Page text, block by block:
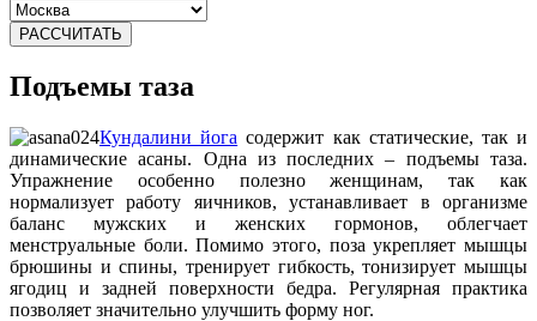
РАССЧИТАТЬ
Подъемы таза
Кундалини йога содержит как статические, так и
динамические асаны. Одна из последних – подъемы таза.
Упражнение особенно полезно женщинам, так как
нормализует работу яичников, устанавливает в организме
баланс мужских и женских гормонов, облегчает
менструальные боли. Помимо этого, поза укрепляет мышцы
брюшины и спины, тренирует гибкость, тонизирует мышцы
ягодиц и задней поверхности бедра. Регулярная практика
позволяет значительно улучшить форму ног.